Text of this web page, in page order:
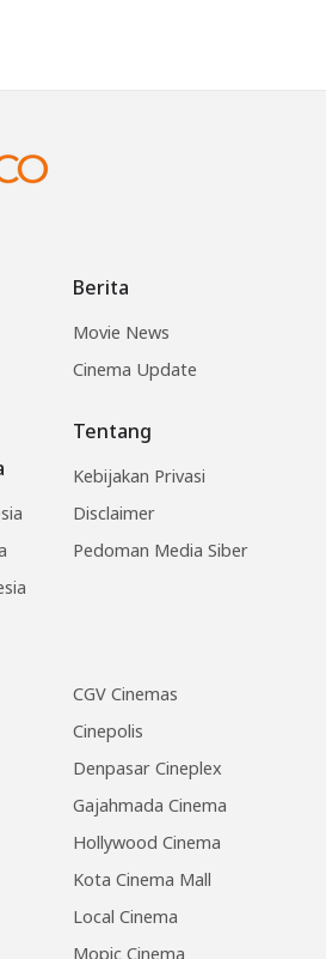
CGV Cinemas
Cinepolis
Denpasar Cineplex
Gajahmada Cinema
Hollywood Cinema
Kota Cinema Mall
Local Cinema
Mopic Cinema
Berita
Movie News
Cinema Update
Tentang
Kebijakan Privasi
Disclaimer
Pedoman Media Siber